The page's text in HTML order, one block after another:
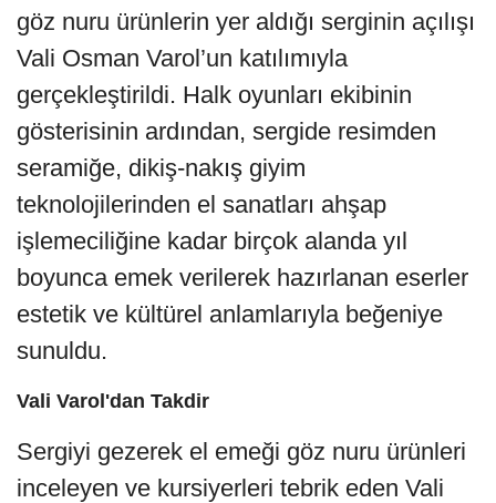
göz nuru ürünlerin yer aldığı serginin açılışı
Vali Osman Varol’un katılımıyla
gerçekleştirildi. Halk oyunları ekibinin
gösterisinin ardından, sergide resimden
seramiğe, dikiş-nakış giyim
teknolojilerinden el sanatları ahşap
işlemeciliğine kadar birçok alanda yıl
boyunca emek verilerek hazırlanan eserler
estetik ve kültürel anlamlarıyla beğeniye
sunuldu.
Vali Varol'dan Takdir
Sergiyi gezerek el emeği göz nuru ürünleri
inceleyen ve kursiyerleri tebrik eden Vali